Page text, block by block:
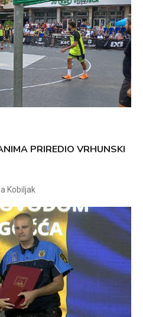
PRIREDIO VRHUNSKI
Kobiljak